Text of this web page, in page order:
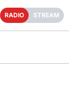
RADIO STREAM